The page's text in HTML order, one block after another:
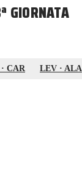
GIORNATA
· CAR LEV · ALA